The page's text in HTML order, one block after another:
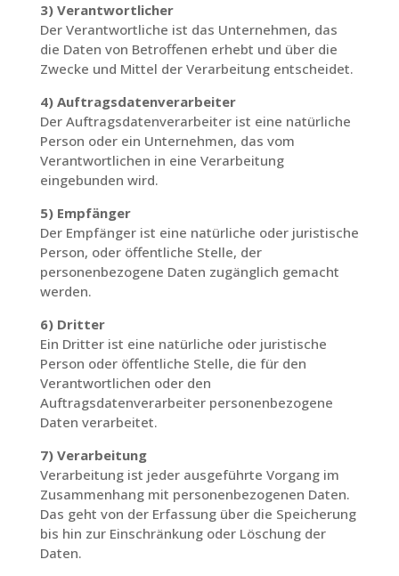
3) Verantwortlicher
Der Verantwortliche ist das Unternehmen, das
die Daten von Betroffenen erhebt und über die
Zwecke und Mittel der Verarbeitung entscheidet.
4) Auftragsdatenverarbeiter
Der Auftragsdatenverarbeiter ist eine natürliche
Person oder ein Unternehmen, das vom
Verantwortlichen in eine Verarbeitung
eingebunden wird.
5) Empfänger
Der Empfänger ist eine natürliche oder juristische
Person, oder öffentliche Stelle, der
personenbezogene Daten zugänglich gemacht
werden.
6) Dritter
Ein Dritter ist eine natürliche oder juristische
Person oder öffentliche Stelle, die für den
Verantwortlichen oder den
Auftragsdatenverarbeiter personenbezogene
Daten verarbeitet.
7) Verarbeitung
Verarbeitung ist jeder ausgeführte Vorgang im
Zusammenhang mit personenbezogenen Daten.
Das geht von der Erfassung über die Speicherung
bis hin zur Einschränkung oder Löschung der
Daten.